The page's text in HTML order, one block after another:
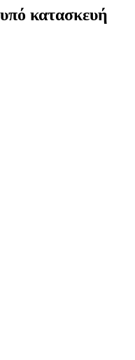
κατασκευή